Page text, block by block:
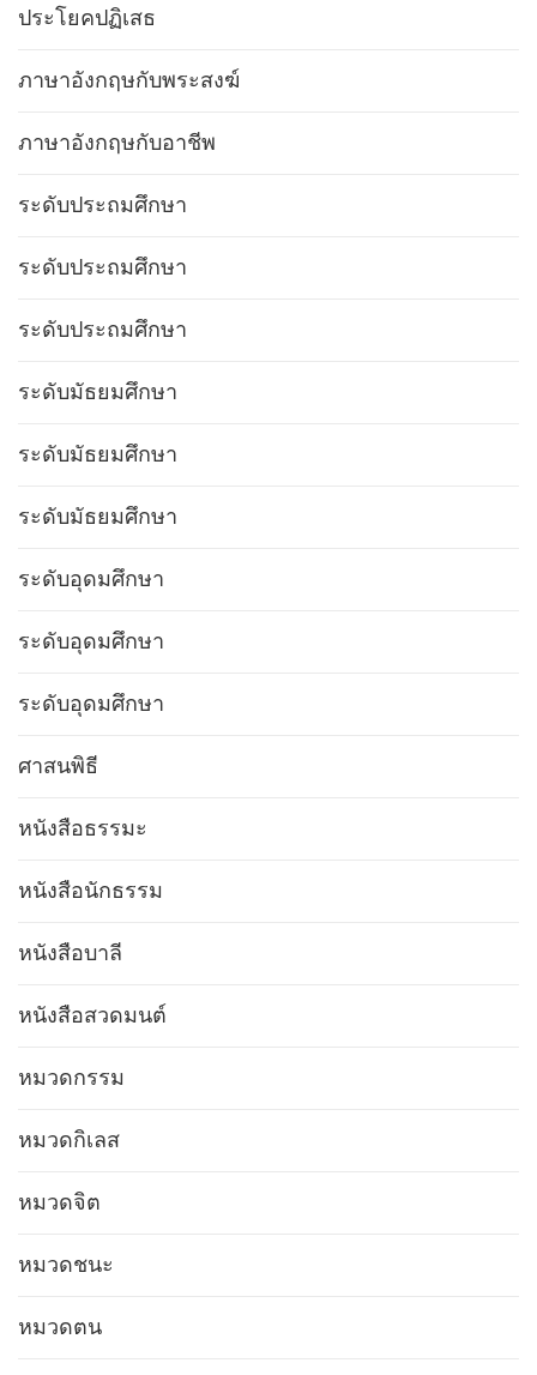
ประโยคปฏิเสธ
ภาษาอังกฤษกับพระสงฆ์
ภาษาอังกฤษกับอาชีพ
ระดับประถมศึกษา
ระดับประถมศึกษา
ระดับประถมศึกษา
ระดับมัธยมศึกษา
ระดับมัธยมศึกษา
ระดับมัธยมศึกษา
ระดับอุดมศึกษา
ระดับอุดมศึกษา
ระดับอุดมศึกษา
ศาสนพิธี
หนังสือธรรมะ
หนังสือนักธรรม
หนังสือบาลี
หนังสือสวดมนต์
หมวดกรรม
หมวดกิเลส
หมวดจิต
หมวดชนะ
หมวดตน